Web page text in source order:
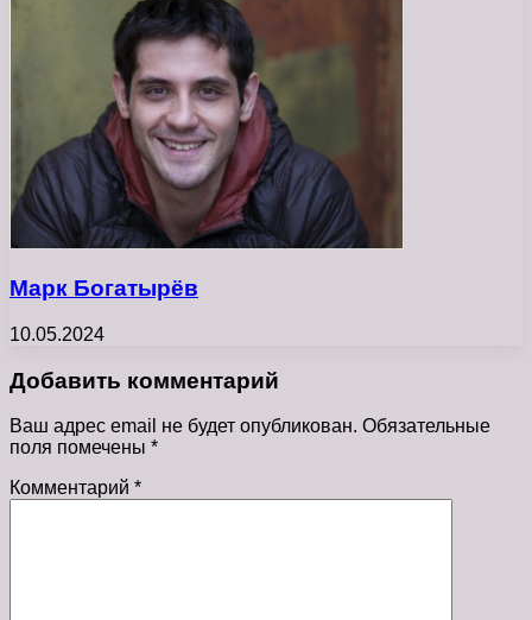
Марк Богатырёв
10.05.2024
Добавить комментарий
Ваш адрес email не будет опубликован. Обязательные
поля помечены *
Комментарий *